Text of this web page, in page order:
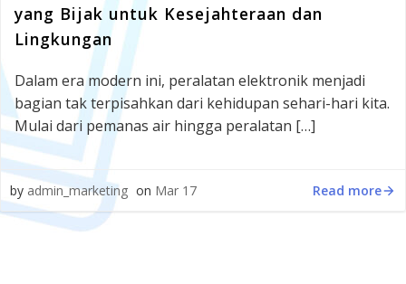
yang Bijak untuk Kesejahteraan dan
Lingkungan
Dalam era modern ini, peralatan elektronik menjadi
bagian tak terpisahkan dari kehidupan sehari-hari kita.
Mulai dari pemanas air hingga peralatan […]
by admin_marketing on Mar 17 Read more